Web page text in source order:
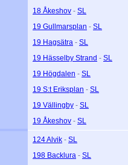
18 Åkeshov - SL
19 Gullmarsplan - SL
19 Hagsätra - SL
19 Hässelby Strand - SL
19 Högdalen - SL
19 S:t Eriksplan - SL
19 Vällingby - SL
19 Åkeshov - SL
124 Alvik - SL
198 Backlura - SL